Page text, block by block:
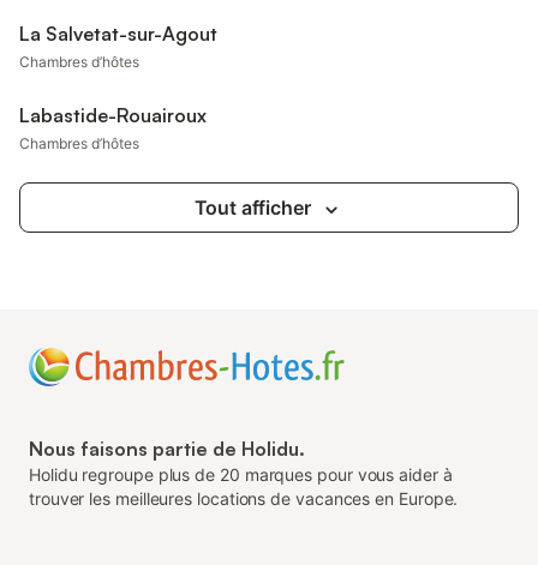
La Salvetat-sur-Agout
Chambres d’hôtes
Labastide-Rouairoux
Chambres d’hôtes
Tout afficher
Nous faisons partie de Holidu.
Holidu regroupe plus de 20 marques pour vous aider à
trouver les meilleures locations de vacances en Europe.